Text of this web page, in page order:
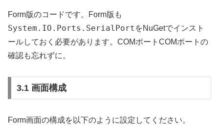
Form版のコードです。Form版も
System.IO.Ports.SerialPort をNuGetでインスト
ールしておく必要があります。COMポートCOMポートの
確認も忘れずに。
3.1 画面構成
Form画面の構成を以下のように設定してください。